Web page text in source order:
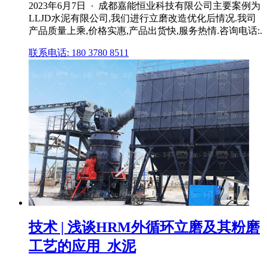
2023年6月7日 · 成都嘉能恒业科技有限公司主要案例为
LLJD水泥有限公司,我们进行立磨改造优化后情况.我司
产品质量上乘,价格实惠,产品出货快,服务热情.咨询电话:.
联系电话: 180 3780 8511
技术 | 浅谈HRM外循环立磨及其粉磨
工艺的应用_水泥